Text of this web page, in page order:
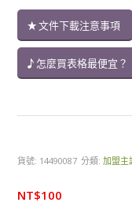
文件下載注意事項
怎麼買表格最便宜？
貨號: 14490087 分類:加盟主
NT$100